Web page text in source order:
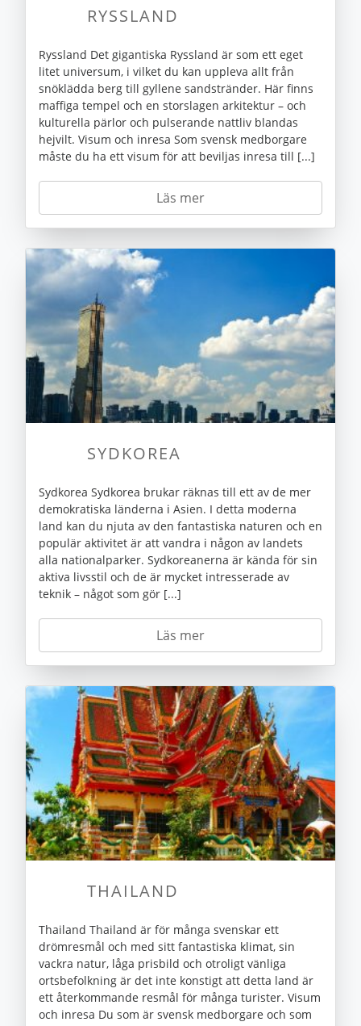
RYSSLAND
Ryssland Det gigantiska Ryssland är som ett eget
litet universum, i vilket du kan uppleva allt från
snöklädda berg till gyllene sandstränder. Här finns
maffiga tempel och en storslagen arkitektur – och
kulturella pärlor och pulserande nattliv blandas
hejvilt. Visum och inresa Som svensk medborgare
måste du ha ett visum för att beviljas inresa till [...]
Läs mer
SYDKOREA
Sydkorea Sydkorea brukar räknas till ett av de mer
demokratiska länderna i Asien. I detta moderna
land kan du njuta av den fantastiska naturen och en
populär aktivitet är att vandra i någon av landets
alla nationalparker. Sydkoreanerna är kända för sin
aktiva livsstil och de är mycket intresserade av
teknik – något som gör [...]
Läs mer
THAILAND
Thailand Thailand är för många svenskar ett
drömresmål och med sitt fantastiska klimat, sin
vackra natur, låga prisbild och otroligt vänliga
ortsbefolkning är det inte konstigt att detta land är
ett återkommande resmål för många turister. Visum
och inresa Du som är svensk medborgare och som